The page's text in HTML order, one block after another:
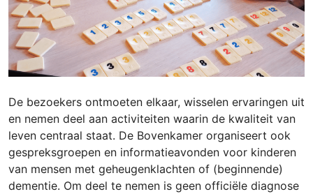
De bezoekers ontmoeten elkaar, wisselen ervaringen uit
en nemen deel aan activiteiten waarin de kwaliteit van
leven centraal staat. De Bovenkamer organiseert ook
gespreksgroepen en informatieavonden voor kinderen
van mensen met geheugenklachten of (beginnende)
dementie. Om deel te nemen is geen officiële diagnose